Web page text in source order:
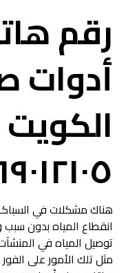
رقم
أدوات
هناك مشكلات في
انقطاع المياه بدون
توصيل المياه في
مثل تلك الأمور على